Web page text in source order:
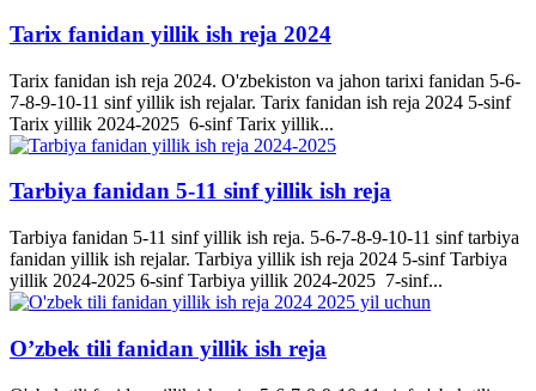
Tarix fanidan yillik ish reja 2024
Tarix fanidan ish reja 2024. O'zbekiston va jahon tarixi fanidan 5-6-
7-8-9-10-11 sinf yillik ish rejalar. Tarix fanidan ish reja 2024 5-sinf
Tarix yillik 2024-2025 6-sinf Tarix yillik...
Tarbiya fanidan 5-11 sinf yillik ish reja
Tarbiya fanidan 5-11 sinf yillik ish reja. 5-6-7-8-9-10-11 sinf tarbiya
fanidan yillik ish rejalar. Tarbiya yillik ish reja 2024 5-sinf Tarbiya
yillik 2024-2025 6-sinf Tarbiya yillik 2024-2025 7-sinf...
O’zbek tili fanidan yillik ish reja